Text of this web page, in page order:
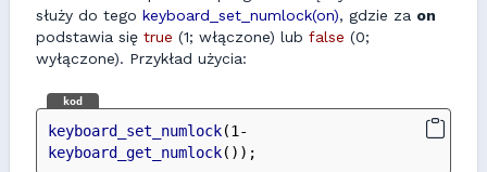
służy do tego keyboard_set_numlock(on), gdzie za on
podstawia się true (1; włączone) lub false (0;
wyłączone). Przykład użycia:
kod
keyboard_set_numlock(1-
keyboard_get_numlock());